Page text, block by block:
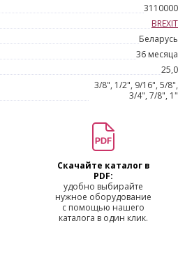
3110000
BREXIT
Беларусь
36 месяца
25,0
3/8", 1/2", 9/16", 5/8",
3/4", 7/8", 1"
Скачайте каталог в
PDF:
удобно выбирайте
нужное оборудование
с помощью нашего
каталога в один клик.